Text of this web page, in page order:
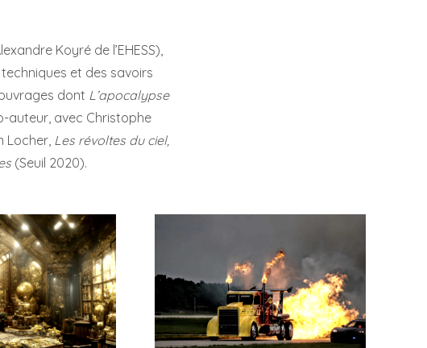
Koyré de l’EHESS),
et des savoirs
dont L’apocalypse
auteur, avec Christophe
Locher, Les révoltes du ciel,
(Seuil 2020).